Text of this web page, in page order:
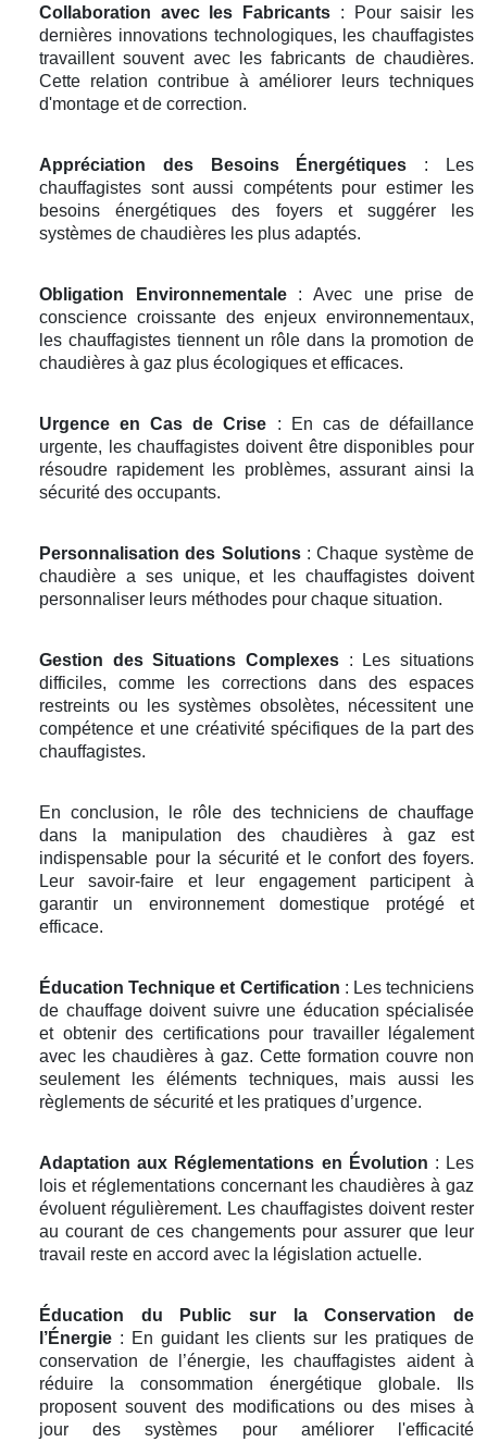
Collaboration avec les Fabricants : Pour saisir les
dernières innovations technologiques, les chauffagistes
travaillent souvent avec les fabricants de chaudières.
Cette relation contribue à améliorer leurs techniques
d'montage et de correction.
Appréciation des Besoins Énergétiques : Les
chauffagistes sont aussi compétents pour estimer les
besoins énergétiques des foyers et suggérer les
systèmes de chaudières les plus adaptés.
Obligation Environnementale: Avec une prise de
conscience croissante des enjeux environnementaux,
les chauffagistes tiennent un rôle dans la promotion de
chaudières à gaz plus écologiques et efficaces.
Urgence en Cas de Crise : En cas de défaillance
urgente, les chauffagistes doivent être disponibles pour
résoudre rapidement les problèmes, assurant ainsi la
sécurité des occupants.
Personnalisation des Solutions: Chaque système de
chaudière a ses unique, et les chauffagistes doivent
personnaliser leurs méthodes pour chaque situation.
Gestion des Situations Complexes : Les situations
difficiles, comme les corrections dans des espaces
restreints ou les systèmes obsolètes, nécessitent une
compétence et une créativité spécifiques de la part des
chauffagistes.
En conclusion, le rôle des techniciens de chauffage
dans la manipulation des chaudières à gaz est
indispensable pour la sécurité et le confort des foyers.
Leur savoir-faire et leur engagement participent à
garantir un environnement domestique protégé et
efficace.
Éducation Technique et Certification : Les techniciens
de chauffage doivent suivre une éducation spécialisée
et obtenir des certifications pour travailler légalement
avec les chaudières à gaz. Cette formation couvre non
seulement les éléments techniques, mais aussi les
règlements de sécurité et les pratiques d’urgence.
Adaptation aux Réglementations en Évolution : Les
lois et réglementations concernant les chaudières à gaz
évoluent régulièrement. Les chauffagistes doivent rester
au courant de ces changements pour assurer que leur
travail reste en accord avec la législation actuelle.
Éducation du Public sur la Conservation de
l’Énergie : En guidant les clients sur les pratiques de
conservation de l’énergie, les chauffagistes aident à
réduire la consommation énergétique globale. Ils
proposent souvent des modifications ou des mises à
jour des systèmes pour améliorer l'efficacité